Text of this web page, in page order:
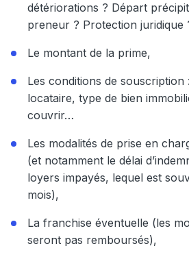
détériorations ? Départ
preneur ? Protection juridique
Le montant de la prime,
Les conditions de souscription
locataire, type de bien
couvrir…
Les modalités de prise en
(et notamment le délai
loyers impayés, lequel est
mois),
La franchise éventuelle (les
seront pas remboursés),